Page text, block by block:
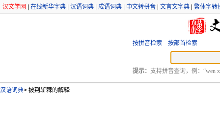
汉文学网 在线新华字典 汉语词典 成语词典 中文转拼音 文言文字典 繁体字转
按拼音检索 按部首检索
提示： 支持拼音查询，例：“wen
汉语词典> 披荆斩棘的解释